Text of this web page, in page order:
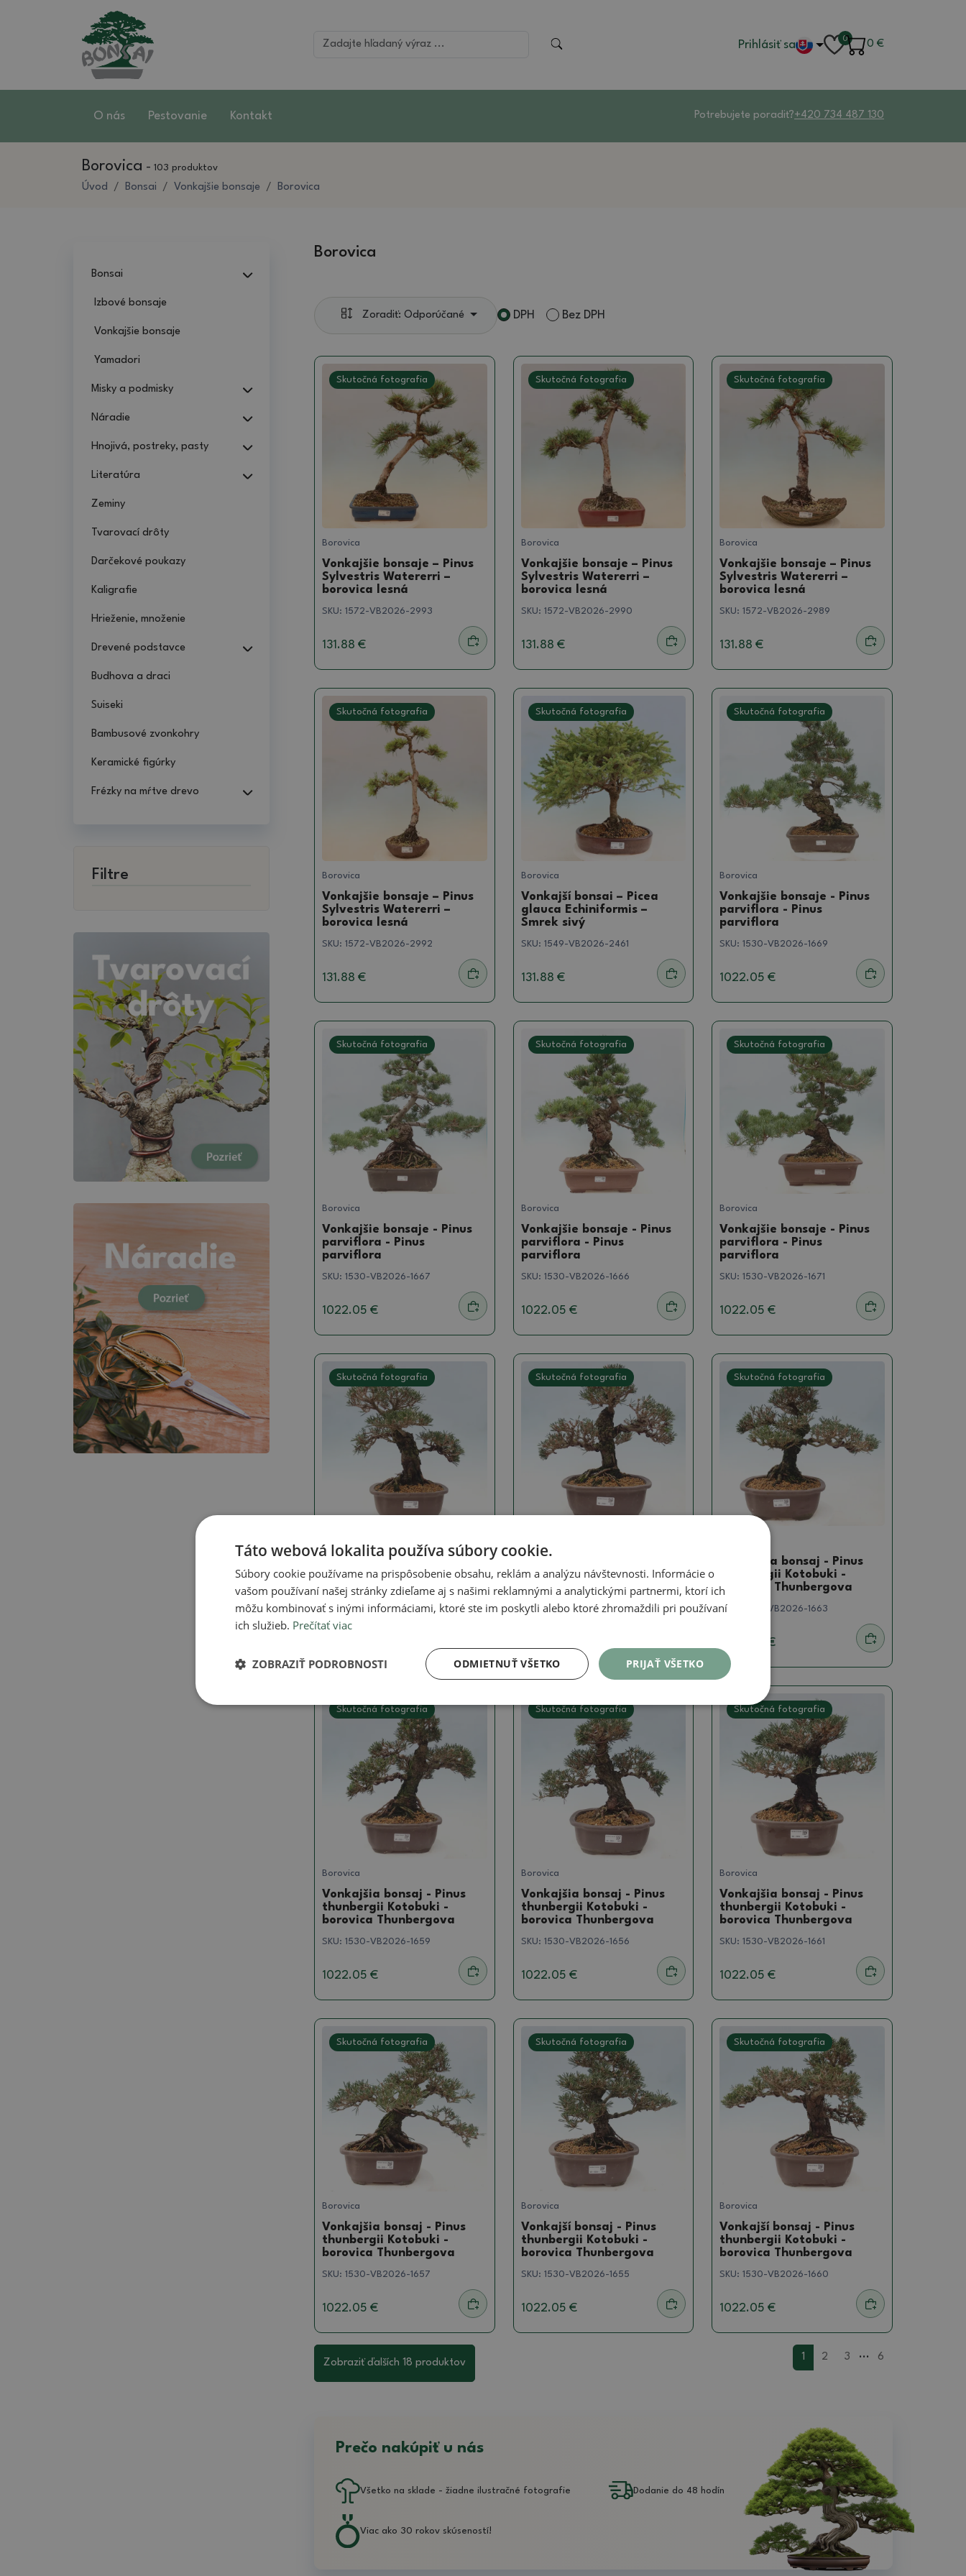
Prihlásiť sa 0
0 €
O nás Pestovanie Kontakt Potrebujete poradiť?+420 734 487 130
Borovica - 103 produktov
Úvod Bonsai Vonkajšie bonsaje Borovica
Bonsai
Izbové bonsaje
Vonkajšie bonsaje
Yamadori
Misky a podmisky
Náradie
Hnojivá, postreky, pasty
Literatúra
Zeminy
Tvarovací drôty
Darčekové poukazy
Kaligrafie
Hrieženie, množenie
Drevené podstavce
Budhova a draci
Suiseki
Bambusové zvonkohry
Keramické figúrky
Frézky na mŕtve drevo
Filtre
Borovica
Zoradiť: Odporúčané DPH Bez DPH
Skutočná fotografia
Borovica
Vonkajšie bonsaje – Pinus
Sylvestris Watererri –
borovica lesná
SKU: 1572-VB2026-2993
131.88 €
Skutočná fotografia
Borovica
Vonkajšie bonsaje – Pinus
Sylvestris Watererri –
borovica lesná
SKU: 1572-VB2026-2990
131.88 €
Skutočná fotografia
Borovica
Vonkajšie bonsaje – Pinus
Sylvestris Watererri –
borovica lesná
SKU:1572-VB2026-2989
131.88 €
Skutočná fotografia
Borovica
Vonkajšie bonsaje – Pinus
Sylvestris Watererri –
borovica lesná
SKU: 1572-VB2026-2992
131.88 €
Skutočná fotografia
Borovica
Vonkajší bonsai – Picea
glauca Echiniformis –
Smrek sivý
SKU: 1549-VB2026-2461
131.88 €
Skutočná fotografia
Borovica
Vonkajšie bonsaje - Pinus
parviflora - Pinus
parviflora
SKU:1530-VB2026-1669
1022.05 €
Skutočná fotografia
Borovica
Vonkajšie bonsaje - Pinus
parviflora - Pinus
parviflora
SKU: 1530-VB2026-1667
1022.05 €
Skutočná fotografia
Borovica
Vonkajšie bonsaje - Pinus
parviflora - Pinus
parviflora
SKU: 1530-VB2026-1666
1022.05 €
Skutočná fotografia
Borovica
Vonkajšie bonsaje - Pinus
parviflora - Pinus
parviflora
SKU:1530-VB2026-1671
1022.05 €
Skutočná fotografia
Vonkajší bonsaj - Pinus
thunbergii Kotobuki -
borovica Thunbergova
SKU:1530-VB2026-1664
Skutočná fotografia
thunbergii Kotobuki -
borovica Thunbergova
SKU:1530-VB2026-1662
Skutočná fotografia
Vonkajšia bonsaj - Pinus
thunbergii Kotobuki -
borovica Thunbergova
SKU: 1530-VB2026-1663
1022.05 €
Skutočná fotografia
Borovica
Vonkajšia bonsaj - Pinus
thunbergii Kotobuki -
borovica Thunbergova
SKU: 1530-VB2026-1659
1022.05 €
Skutočná fotografia
Borovica
Vonkajšia bonsaj - Pinus
thunbergii Kotobuki -
borovica Thunbergova
SKU: 1530-VB2026-1656
1022.05 €
Skutočná fotografia
Borovica
Vonkajšia bonsaj - Pinus
thunbergii Kotobuki -
borovica Thunbergova
SKU:1530-VB2026-1661
1022.05 €
Skutočná fotografia
Borovica
Vonkajšia bonsaj - Pinus
thunbergii Kotobuki -
borovica Thunbergova
SKU: 1530-VB2026-1657
1022.05 €
Skutočná fotografia
Borovica
Vonkajší bonsaj - Pinus
thunbergii Kotobuki -
borovica Thunbergova
SKU: 1530-VB2026-1655
1022.05 €
Skutočná fotografia
Borovica
Vonkajší bonsaj - Pinus
thunbergii Kotobuki -
borovica Thunbergova
SKU:1530-VB2026-1660
1022.05 €
Zobraziť ďalších 18 produktov
1 2 3 ... 6
Prečo nakúpiť u nás
Všetko na sklade - žiadne ilustračné fotografie Dodanie do 48 hodín
Viac ako 30 rokov skúseností!
Táto webová lokalita používa súbory cookie.
Súbory cookie používame na prispôsobenie obsahu, reklám a analýzu návštevnosti. Informácie o
vašom používaní našej stránky zdieľame aj s našimi reklamnými a analytickými partnermi, ktorí ich
môžu kombinovať s inými informáciami, ktoré ste im poskytli alebo ktoré zhromaždili pri používaní
ich služieb. Prečítať viac
PRIJAŤ VŠETKO
ODMIETNUŤ VŠETKO
ZOBRAZIŤ PODROBNOSTI